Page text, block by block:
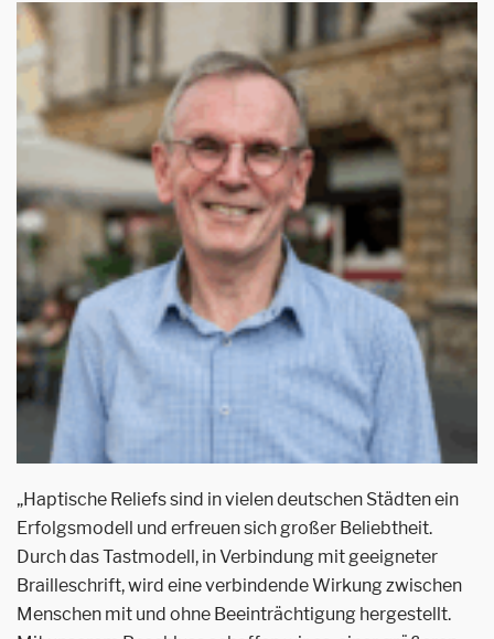
„Haptische Reliefs sind in vielen deutschen Städten ein
Erfolgsmodell und erfreuen sich großer Beliebtheit.
Durch das Tastmodell, in Verbindung mit geeigneter
Brailleschrift, wird eine verbindende Wirkung zwischen
Menschen mit und ohne Beeinträchtigung hergestellt.